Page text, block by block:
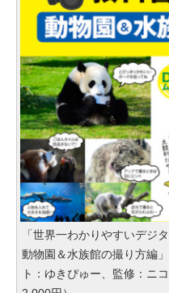
「世界一わかりやすいデジ
動物園＆水族館の撮り方編
ト：ゆきぴゅー、監修：ニ